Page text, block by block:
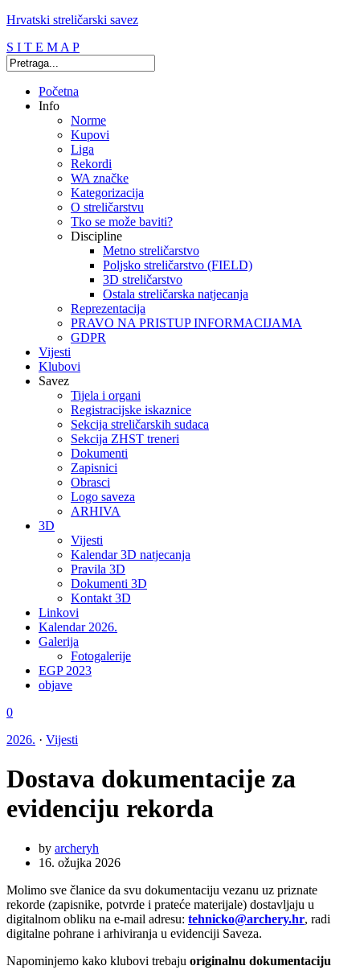
Hrvatski streličarski savez
S I T E M A P
Početna
Info
Norme
Kupovi
Liga
Rekordi
WA značke
Kategorizacija
O streličarstvu
Tko se može baviti?
Discipline
Metno streličarstvo
Poljsko streličarstvo (FIELD)
3D streličarstvo
Ostala streličarska natjecanja
Reprezentacija
PRAVO NA PRISTUP INFORMACIJAMA
GDPR
Vijesti
Klubovi
Savez
Tijela i organi
Registracijske iskaznice
Sekcija streličarskih sudaca
Sekcija ZHST treneri
Dokumenti
Zapisnici
Obrasci
Logo saveza
ARHIVA
3D
Vijesti
Kalendar 3D natjecanja
Pravila 3D
Dokumenti 3D
Kontakt 3D
Linkovi
Kalendar 2026.
Galerija
Fotogalerije
EGP 2023
objave
0
2026. · Vijesti
Dostava dokumentacije za
evidenciju rekorda
by archeryh
16. ožujka 2026
Molimo sve članice da svu dokumentaciju vezanu uz priznate
rekorde (zapisnike, potvrde i prateće materijale) dostavljaju u
digitalnom obliku na e-mail adresu: tehnicko@archery.hr, radi
digitalne pohrane i arhiviranja u evidenciji Saveza.
Napominjemo kako klubovi trebaju originalnu dokumentaciju